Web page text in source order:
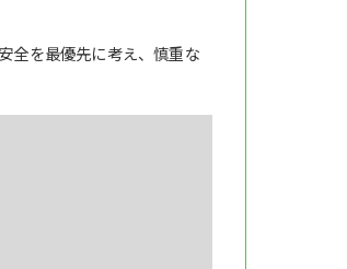
全を最優先に考え、慎重な